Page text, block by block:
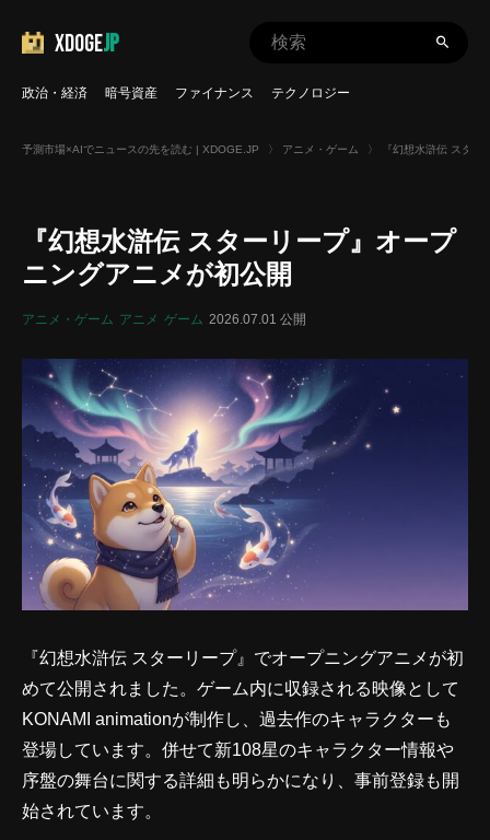
XDOGEJP
政治・経済 暗号資産 ファイナンス テクノロジー
予測市場×AIでニュースの先を読む | XDOGE.JP 〉 アニメ・ゲーム 〉 『幻想水滸伝 スタ
『幻想水滸伝 スターリープ』オープ
ニングアニメが初公開
アニメ・ゲーム アニメ ゲーム 2026.07.01 公開
『幻想水滸伝 スターリープ』でオープニングアニメが初
めて公開されました。ゲーム内に収録される映像として
KONAMI animationが制作し、過去作のキャラクターも
登場しています。併せて新108星のキャラクター情報や
序盤の舞台に関する詳細も明らかになり、事前登録も開
始されています。